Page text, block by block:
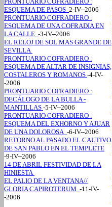
ESQUEMA DE PASOS 2-IV--2006
PRONTUARIO COFRADIERO :
ESQUEMA DE UNA COFRADIA EN
LA CALLE -3-IV--2006
EL RELOJ DE SOL MAS GRANDE DE
SEVILLA
PRONTUARIO COFRADIERO :
ESQUEMA DE ALTAR DE INSIGNIAS,
COSTALEROS Y ROMANOS -4-IV-
-2006
PRONTUARIO COFRADIERO :
DECÁLOGO DE LA BULLA -
MANTILLAS -5-IV--2006
PRONTUARIO COFRADIERO :
ESQUEMA DEL EXHORNO Y AJUAR
DE UNA DOLOROSA -6-IV--2006
RETORNO AL PASADO EL CAUTIVO
DE SAN PABLO EN EL TEMPLETE
-9-IV--2006
14 DE ABRIL FESTIVIDAD DE LA
HINIESTA
EL PALIO DE LA VENTANA//
GLORIA CAPIROTERUM -11-IV-
-2006